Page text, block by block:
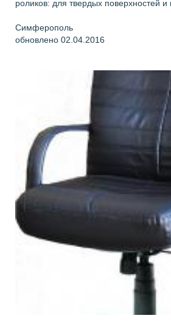
роликов: для твердых поверхностей и
Симферополь
обновлено 02.04.2016